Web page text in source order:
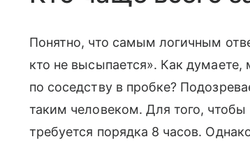
Понятно, что самым логичным
кто не высыпается». Как
по соседству в пробке?
таким человеком. Для того,
требуется порядка 8 часов.